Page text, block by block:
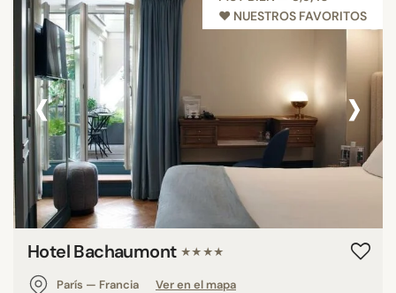
♥︎ NUESTROS FAVORITOS
‹ ›
Hotel Bachaumont ★★★★
París — Francia
Ver en el mapa